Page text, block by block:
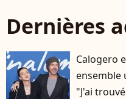
Dernières
Calogero
ensemble
"J'ai